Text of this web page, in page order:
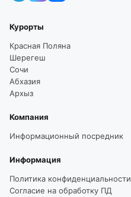
Курорты
Красная Поляна
Шерегеш
Сочи
Абхазия
Архыз
Компания
Информационный посредник
Информация
Политика конфиденциальности
Согласие на обработку ПД